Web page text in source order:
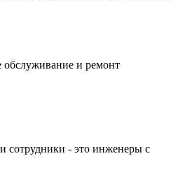
обслуживание и ремонт
сотрудники - это инженеры с